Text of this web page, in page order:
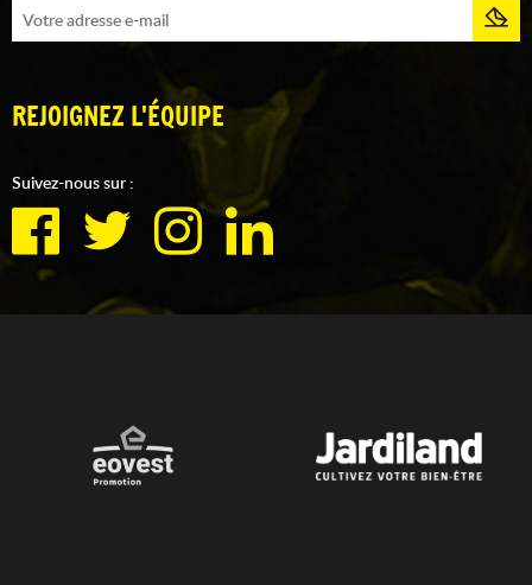
REJOIGNEZ L'ÉQUIPE
Suivez-nous sur :